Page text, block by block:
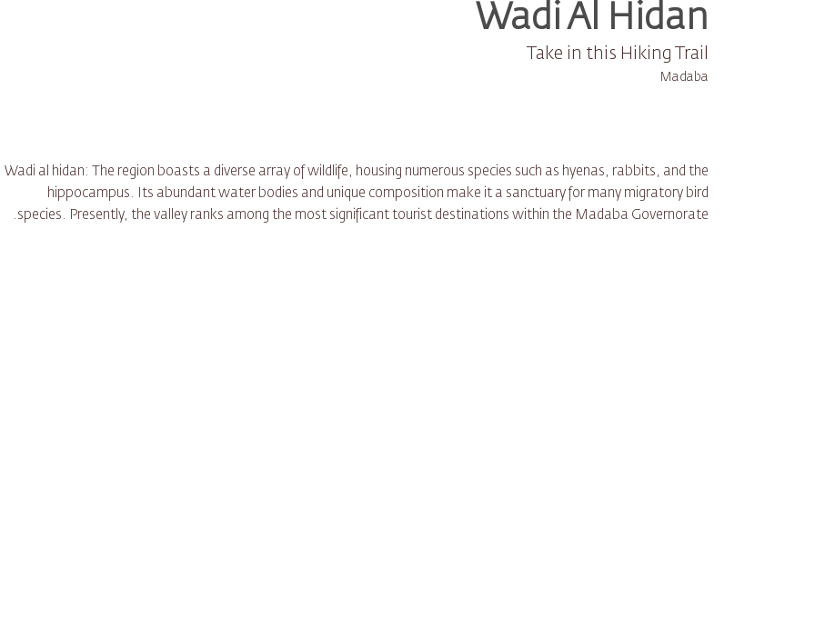
Wadi Al Hidan
Take in this Hiking Trail
Madaba
Wadi al hidan: The region boasts a diverse array of wildlife, housing numerous species such as hyenas, rabbits, and the
hippocampus. Its abundant water bodies and unique composition make it a sanctuary for many migratory bird
species. Presently, the valley ranks among the most significant tourist destinations within the Madaba Governorate.